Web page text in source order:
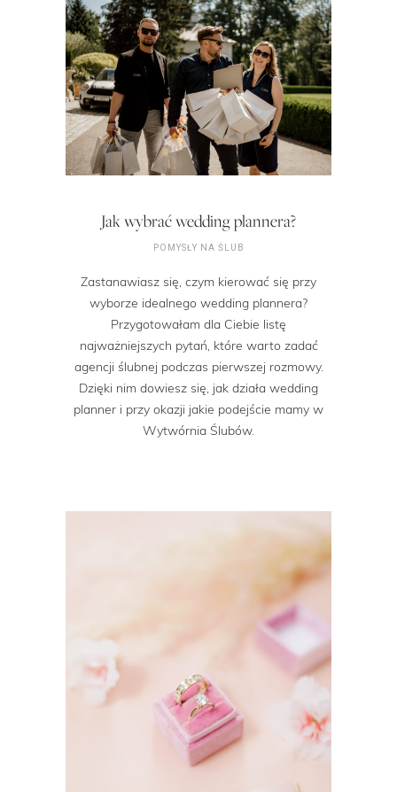
Jak wybrać wedding plannera?
POMYSŁY NA ŚLUB
Zastanawiasz się, czym kierować się przy
wyborze idealnego wedding plannera?
Przygotowałam dla Ciebie listę
najważniejszych pytań, które warto zadać
agencji ślubnej podczas pierwszej rozmowy.
Dzięki nim dowiesz się, jak działa wedding
planner i przy okazji jakie podejście mamy w
Wytwórnia Ślubów.